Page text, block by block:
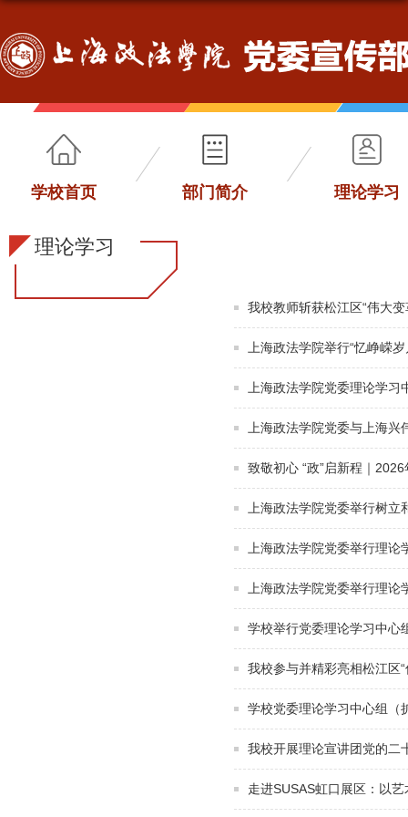
学校首页 部门简介 理论学习
理论学习
我校教师斩获松江区“伟大
上海政法学院举行“忆峥嵘
上海政法学院党委理论学
上海政法学院党委与上海
致敬初心 “政”启新程｜
上海政法学院党委举行树
上海政法学院党委举行理
上海政法学院党委举行理
学校举行党委理论学习中心
我校参与并精彩亮相松江区
学校党委理论学习中心组（
我校开展理论宣讲团党的二
走进SUSAS虹口展区：以